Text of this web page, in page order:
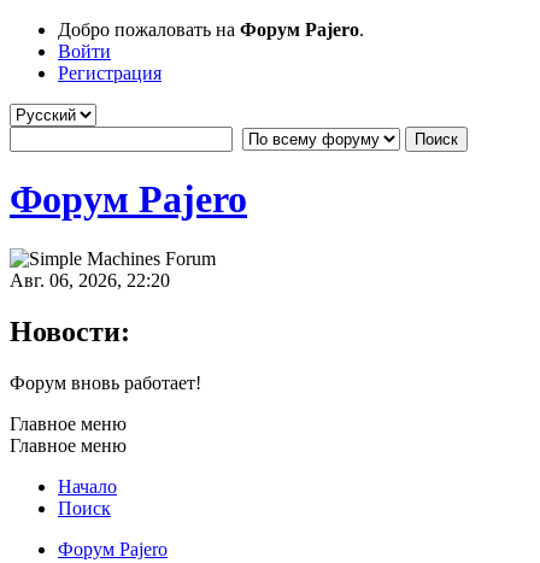
Добро пожаловать на Форум Pajero.
Войти
Регистрация
Форум Pajero
Авг. 06, 2026, 22:20
Новости:
Форум вновь работает!
Главное меню
Главное меню
Начало
Поиск
Форум Pajero